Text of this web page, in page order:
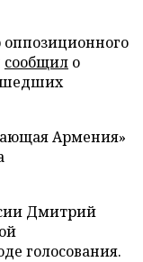
оппозиционного
сообщил о
Армения»
Дмитрий
голосования.